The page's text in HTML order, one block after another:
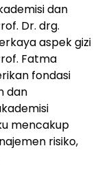
dan
Dr. drg.
aspek gizi
Fatma
fondasi
dan
mencakup
risiko,